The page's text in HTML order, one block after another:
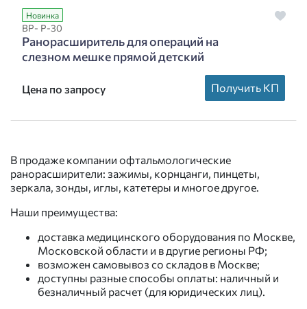
Новинка
ВР- Р-30
Ранорасширитель для операций на
слезном мешке прямой детский
Цена по запросу Получить КП
В продаже компании офтальмологические
ранорасширители: зажимы, корнцанги, пинцеты,
зеркала, зонды, иглы, катетеры и многое другое.
Наши преимущества:
доставка медицинского оборудования по Москве,
Московской области и в другие регионы РФ;
возможен самовывоз со складов в Москве;
доступны разные способы оплаты: наличный и
безналичный расчет (для юридических лиц).